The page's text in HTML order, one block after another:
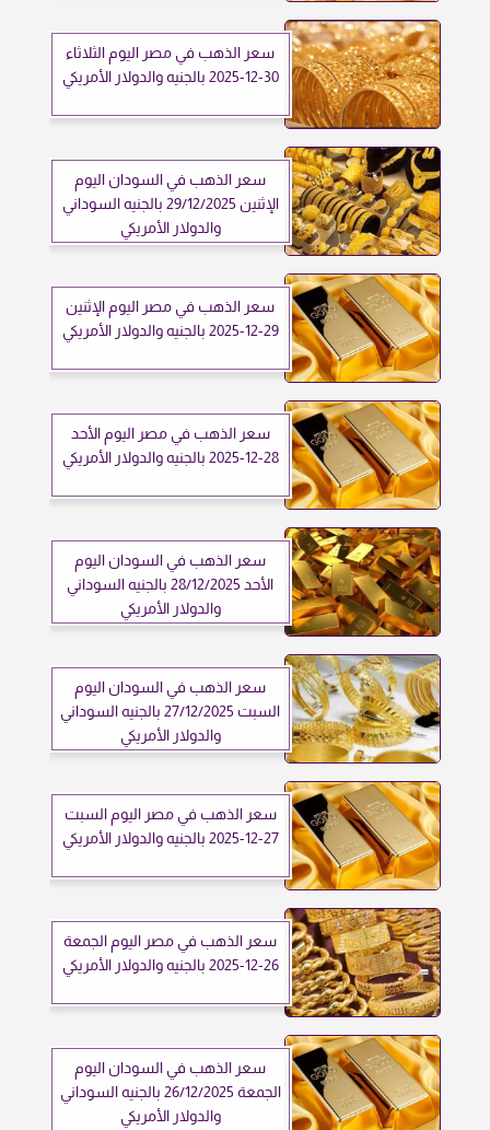
سعر الذهب في مصر اليوم الثلاثاء
30-12-2025 بالجنيه والدولار الأمريكي
سعر الذهب في السودان اليوم
الإثنين 29/12/2025 بالجنيه السوداني
والدولار الأمريكي
سعر الذهب في مصر اليوم الإثنين
29-12-2025 بالجنيه والدولار الأمريكي
سعر الذهب في مصر اليوم الأحد
28-12-2025 بالجنيه والدولار الأمريكي
سعر الذهب في السودان اليوم
الأحد 28/12/2025 بالجنيه السوداني
والدولار الأمريكي
سعر الذهب في السودان اليوم
السبت 27/12/2025 بالجنيه السوداني
والدولار الأمريكي
سعر الذهب في مصر اليوم السبت
27-12-2025 بالجنيه والدولار الأمريكي
سعر الذهب في مصر اليوم الجمعة
26-12-2025 بالجنيه والدولار الأمريكي
سعر الذهب في السودان اليوم
الجمعة 26/12/2025 بالجنيه السوداني
والدولار الأمريكي